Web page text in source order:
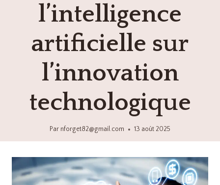
l’intelligence
artificielle sur
l’innovation
technologique
Par nforget82@gmail.com 13 août 2025